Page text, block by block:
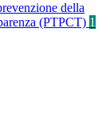
della
(PTPCT) 1